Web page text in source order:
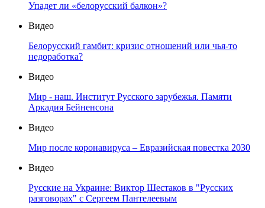
Упадет ли «белорусский балкон»?
Видео
Белорусский гамбит: кризис отношений или чья-то
недоработка?
Видео
Мир - наш. Институт Русского зарубежья. Памяти
Аркадия Бейненсона
Видео
Мир после коронавируса – Евразийская повестка 2030
Видео
Русские на Украине: Виктор Шестаков в "Русских
разговорах" с Сергеем Пантелеевым